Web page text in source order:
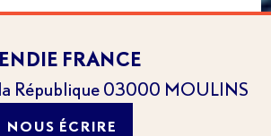
ENDIE FRANCE
République 03000 MOULINS
NOUS ÉCRIRE